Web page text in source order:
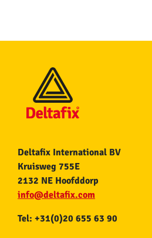
Deltafix International BV
Kruisweg 755E
2132 NE Hoofddorp
info@deltafix.com
Tel: +31(0)20 655 63 90